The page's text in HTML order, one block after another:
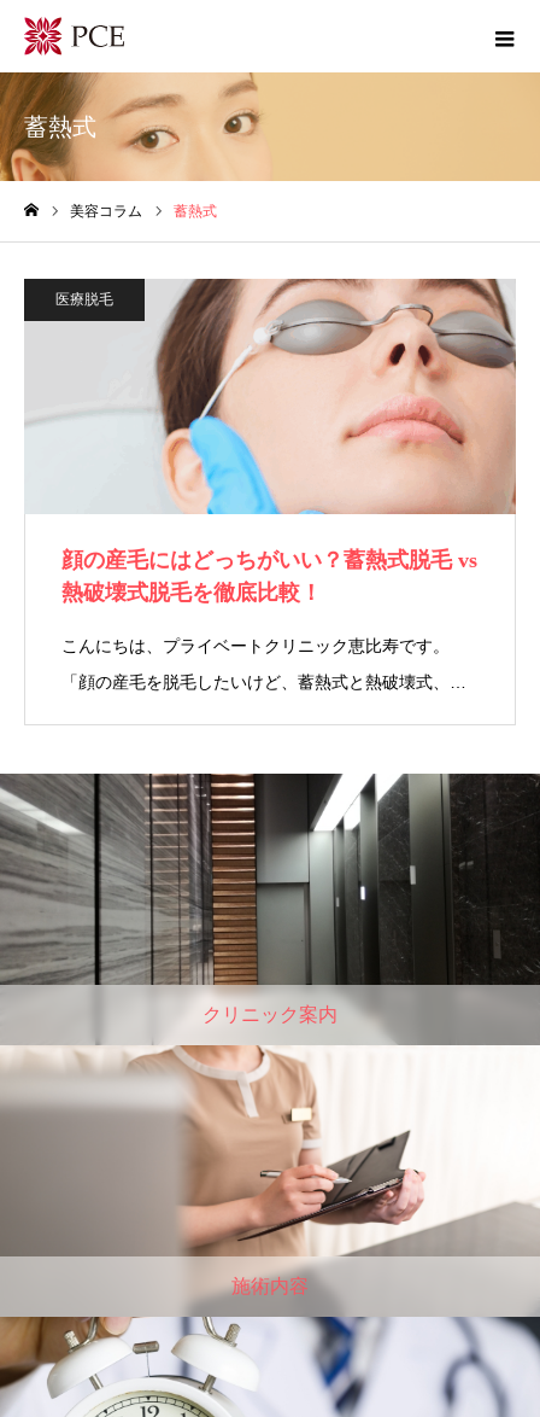
蓄熱式
美容コラム 蓄熱式
医療脱毛
顔の産毛にはどっちがいい？蓄熱式脱毛 vs
熱破壊式脱毛を徹底比較！
こんにちは、プライベートクリニック恵比寿です。
「顔の産毛を脱毛したいけど、蓄熱式と熱破壊式、…
クリニック案内
施術内容